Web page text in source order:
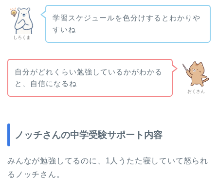
しろくま
学習スケジュールを色分けするとわかりや
すいね
おくさん
自分がどれくらい勉強しているかがわかる
と、自信になるね
ノッチさんの中学受験サポート内容
みんなが勉強してるのに、1人うたた寝していて怒られ
るノッチさん。